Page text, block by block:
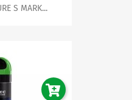
S MARK...